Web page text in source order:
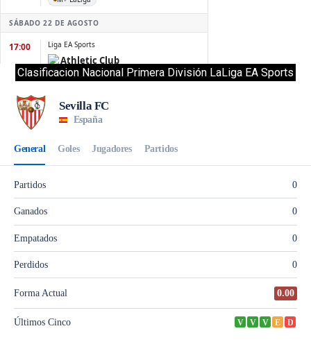
Clasificacion Nacional Primera División LaLiga EA Sports